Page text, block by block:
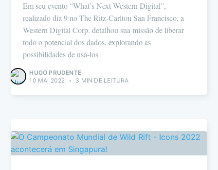
Em seu evento “What’s Next Western Digital”,
realizado dia 9 no The Ritz-Carlton San Francisco, a
Western Digital Corp. detalhou sua missão de liberar
todo o potencial dos dados, explorando as
possibilidades de usá-los
HUGO PRUDENTE
10 MAI 2022
• 3 MIN DE LEITURA